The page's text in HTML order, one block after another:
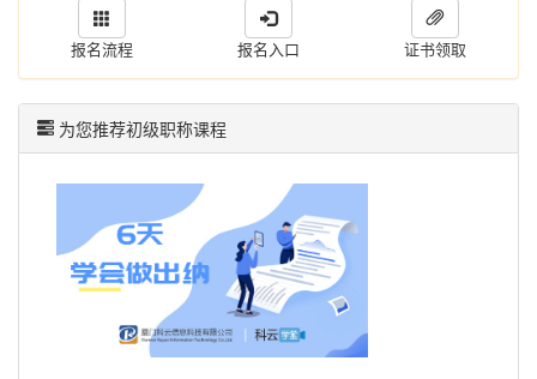
报名流程 报名入口 证书领取
为您推荐初级职称课程